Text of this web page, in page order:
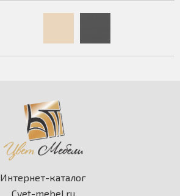
Интернет-каталог
Cvet-mebel.ru